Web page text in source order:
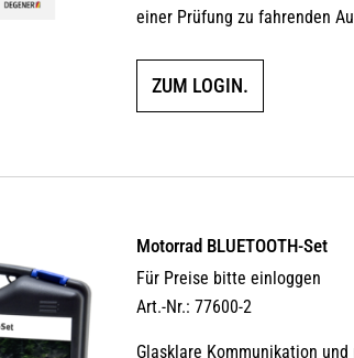
einer Prüfung zu fahrenden
ZUM LOGIN.
Motorrad BLUETOOTH-Set
Für Preise bitte einloggen
Art.-Nr.: 77600-2
Glasklare Kommunikation